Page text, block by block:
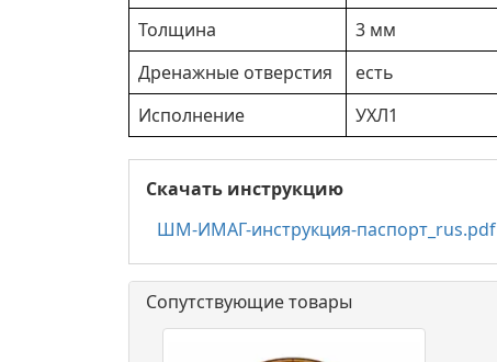
Толщина
3 мм
Дренажные отверстия
есть
Исполнение
УХЛ1
Скачать инструкцию
ШМ-ИМАГ-инструкция-паспорт_rus.pdf
Сопутствующие товары